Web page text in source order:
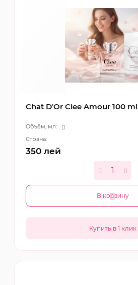
Chat D’Or Clee Amour 100 ml
Объём, мл:
Страна:
350 лей
В корзину